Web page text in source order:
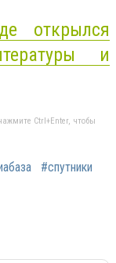
открылся
и
Ctrl+Enter, чтобы
#спутники